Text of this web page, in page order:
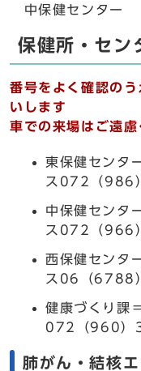
中保健センター
保健所・セン
番号をよく確認の
いします
車での来場はご遠慮
東保健セン
ス072（986
中保健セン
ス072（966
西保健セン
ス06（6788
健康づくり
072（960）
肺がん・結核